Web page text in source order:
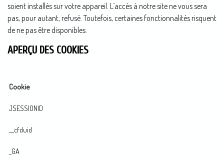
soient installés sur votre appareil. L´accès à notre site ne vous sera
pas, pour autant, refusé. Toutefois, certaines fonctionnalités risquent
de ne pas être disponibles.
APERÇU DES COOKIES
Cookie
JSESSIONID
__cfduid
_GA